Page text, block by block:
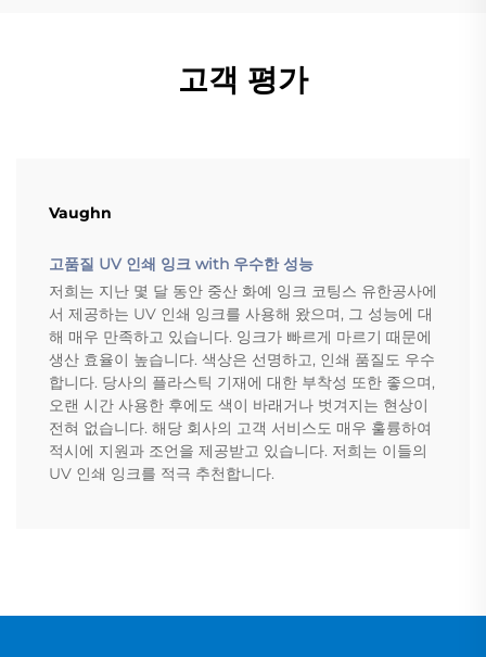
고객 평가
Vaughn
고품질 UV 인쇄 잉크 with 우수한 성능
저희는 지난 몇 달 동안 중산 화예 잉크 코팅스 유한공사에
서 제공하는 UV 인쇄 잉크를 사용해 왔으며, 그 성능에 대
해 매우 만족하고 있습니다. 잉크가 빠르게 마르기 때문에
생산 효율이 높습니다. 색상은 선명하고, 인쇄 품질도 우수
합니다. 당사의 플라스틱 기재에 대한 부착성 또한 좋으며,
오랜 시간 사용한 후에도 색이 바래거나 벗겨지는 현상이
전혀 없습니다. 해당 회사의 고객 서비스도 매우 훌륭하여
적시에 지원과 조언을 제공받고 있습니다. 저희는 이들의
UV 인쇄 잉크를 적극 추천합니다.